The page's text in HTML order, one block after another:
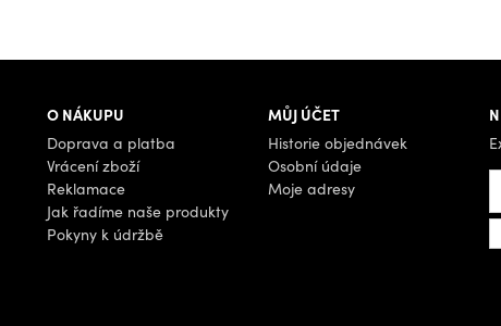
O NÁKUPU
Doprava a platba
Vrácení zboží
Reklamace
Jak řadíme naše produkty
Pokyny k údržbě
MŮJ ÚČET
Historie objednávek
Osobní údaje
Moje adresy